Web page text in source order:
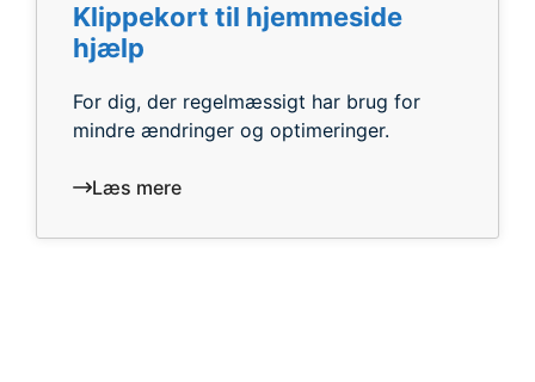
Klippekort til hjemmeside
hjælp
For dig, der regelmæssigt har brug for
mindre ændringer og optimeringer.
Læs mere